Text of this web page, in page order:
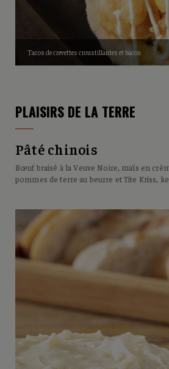
Tacos de crevettes croustillantes et bacon
PLAISIRS DE LA TERRE
Pâté chinois
Bœuf braisé à la Veuve Noire, maïs en
pommes de terre au beurre et Tite Kriss,